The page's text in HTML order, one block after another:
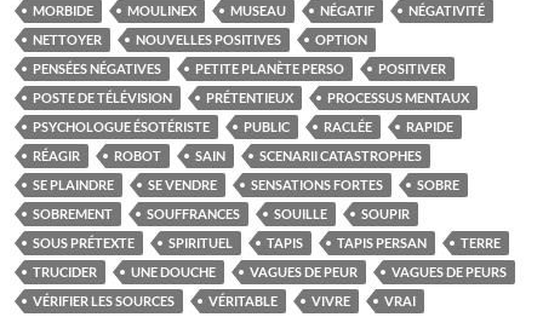
MORBIDE
MOULINEX MUSEAU NÉGATIF
NÉGATIVITÉ
NETTOYER
NOUVELLES POSITIVES
OPTION
PENSÉES NÉGATIVES
PETITE PLANÈTE PERSO
POSITIVER
POSTE DE TÉLÉVISION
PRÉTENTIEUX
PROCESSUS MENTAUX
PSYCHOLOGUE ÉSOTÉRISTE
PUBLIC RACLÉE
RAPIDE
RÉAGIR
ROBOT SAIN
SCENARII CATASTROPHES
SE PLAINDRE
SE VENDRE SENSATIONS FORTES
SOBRE
SOBREMENT
SOUFFRANCES SOUILLE
SOUPIR
SOUS PRÉTEXTE
SPIRITUEL TAPIS TAPIS PERSAN
TERRE
TRUCIDER
UNE DOUCHE VAGUES DE PEUR
VAGUES DE PEURS
VÉRIFIER LES SOURCES
VÉRITABLE VIVRE VRAI